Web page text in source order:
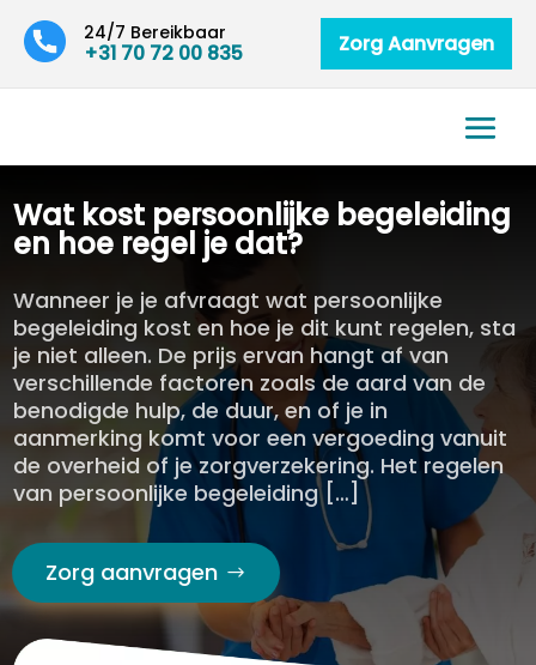
24/7 Bereikbaar
+31 70 72 00 835 Zorg Aanvragen
Wat kost persoonlijke begeleiding
en hoe regel je dat?
Wanneer je je afvraagt wat persoonlijke
begeleiding kost en hoe je dit kunt regelen, sta
je niet alleen. De prijs ervan hangt af van
verschillende factoren zoals de aard van de
benodigde hulp, de duur, en of je in
aanmerking komt voor een vergoeding vanuit
de overheid of je zorgverzekering. Het regelen
van persoonlijke begeleiding […]
Zorg aanvragen